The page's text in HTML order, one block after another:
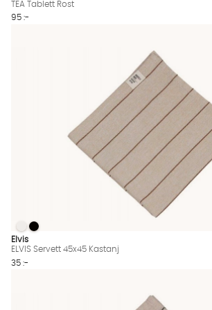
TEA Tablett Rost
95 :-
ELVIS Servett 45x45 Kastanj Finns även i
ELVIS Servett 45x45 Kastanj
ELVIS Servett 45x45 Kastanj
Elvis
ELVIS Servett 45x45 Kastanj
35 :-